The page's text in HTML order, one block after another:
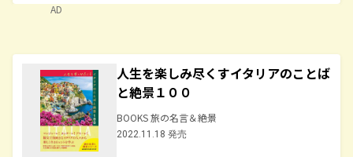
AD
人生を楽しみ尽くすイタリアのことば
と絶景１００
BOOKS 旅の名言＆絶景
2022.11.18 発売